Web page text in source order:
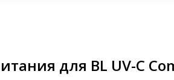
для BL UV-C